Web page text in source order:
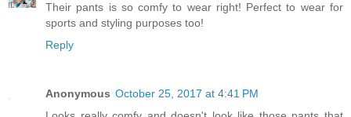
Their pants is so comfy to wear right! Perfect to wear for
sports and styling purposes too!
Reply
Anonymous October 25, 2017 at 4:41 PM